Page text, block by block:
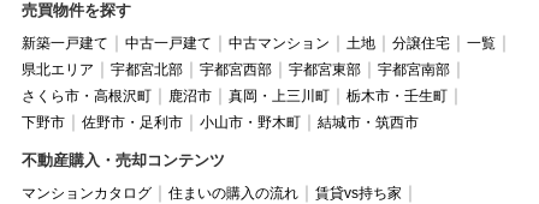
売買物件を探す
新築一戸建て 中古一戸建て 中古マンション 土地 分譲住宅
一覧
県北エリア
宇都宮北部 宇都宮西部 宇都宮東部
宇都宮南部
さくら市・高根沢町
鹿沼市 真岡・上三川町
栃木市・壬生町
下野市
佐野市・足利市 小山市・野木町 結城市・筑西市
不動産購入・売却コンテンツ
マンションカタログ 住まいの購入の流れ
賃貸vs持ち家